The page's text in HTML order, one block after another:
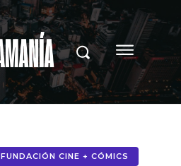
FUNDACIÓN CINE + CÓMICS